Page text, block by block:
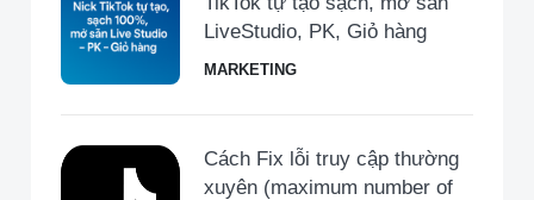
LiveStudio, PK, Giỏ hàng
MARKETING
Cách Fix lỗi truy cập thường
xuyên (maximum number of